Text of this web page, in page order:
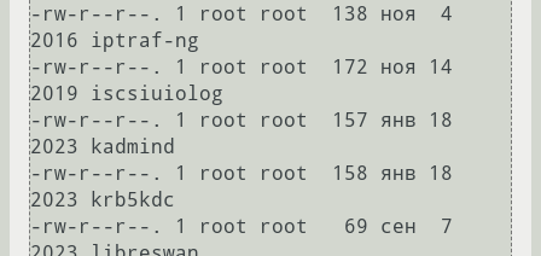
-rw-r--r--. 1 root root  138 ноя  4
2016 iptraf-ng
-rw-r--r--. 1 root root  172 ноя 14
2019 iscsiuiolog
-rw-r--r--. 1 root root  157 янв 18
2023 kadmind
-rw-r--r--. 1 root root  158 янв 18
2023 krb5kdc
-rw-r--r--. 1 root root   69 сен  7